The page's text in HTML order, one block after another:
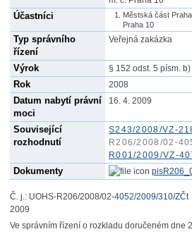
Účastníci
Městská část
Praha 10
Typ správního
řízení
Veřejná zakázka
Výrok § 152 odst. 5 písm.
Rok 2008
Datum nabytí právní
moci
16. 4. 2009
Související
rozhodnutí
S243/2008/VZ-
R206/2008/02-
R001/2009/VZ-
Dokumenty
Č. j.: UOHS-R206/2008/02-4052/2009/310/ZČt
2009
Ve správním řízení o rozkladu doručeném dne